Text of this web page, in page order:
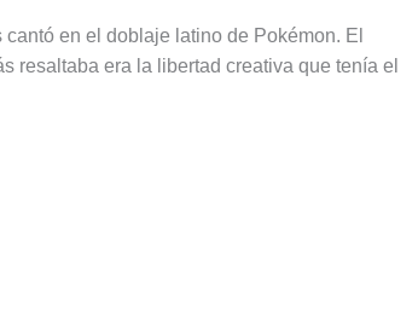
en el doblaje latino de Pokémon. El
resaltaba era la libertad creativa que tenía el